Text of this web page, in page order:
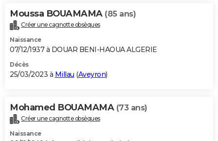
Moussa BOUAMAMA (85 ans)
Créer une cagnotte obsèques
Naissance
07/12/1937 à DOUAR BENI-HAOUA ALGERIE
Décès
25/03/2023 à Millau (Aveyron)
Mohamed BOUAMAMA (73 ans)
Créer une cagnotte obsèques
Naissance